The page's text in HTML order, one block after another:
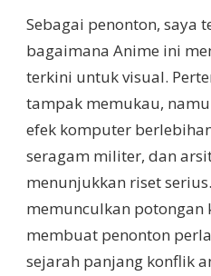
Sebagai penonton, saya
bagaimana Anime ini
terkini untuk visual.
tampak memukau,
efek komputer
seragam militer, dan
menunjukkan riset
memunculkan potongan
membuat penonton
sejarah panjang konflik